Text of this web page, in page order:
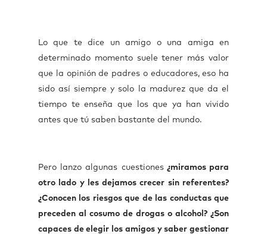
Lo que te dice un amigo o una amiga en
determinado momento suele tener más valor
que la opinión de padres o educadores, eso ha
sido así siempre y solo la madurez que da el
tiempo te enseña que los que ya han vivido
antes que tú saben bastante del mundo.
Pero lanzo algunas cuestiones¿miramos para
otro lado y les dejamos crecer sin referentes?
¿Conocen los riesgos que de las conductas que
preceden al cosumo de drogas o alcohol? ¿Son
capaces de elegir los amigos y saber gestionar